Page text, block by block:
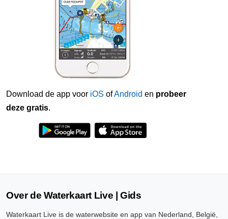
Download de app voor iOS ofAndroid en probeer
deze gratis.
Over de Waterkaart Live | Gids
Waterkaart Live is de waterwebsite en app van Nederland, België,